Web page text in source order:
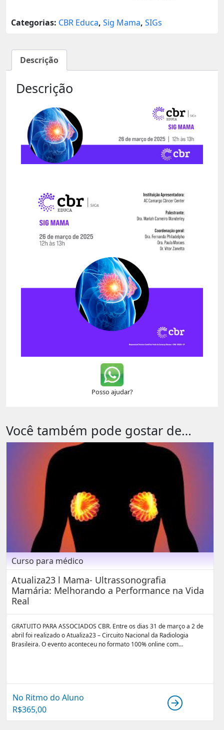
Categorias: CBR Educa, Sig Mama, SIGs
Descrição
Descrição
Posso ajudar?
Você também pode gostar de…
Curso para médico
Atualiza23 l Mama- Ultrassonografia
Mamária: Melhorando a Performance na Vida
Real
GRATUITO PARA ASSOCIADOS CBR. Entre os dias 31 de março a 2 de
abril foi realizado o Atualiza23 – Circuito Nacional da Radiologia
Brasileira. O evento aconteceu no formato 100% online com...
No Ritmo do Aluno
R$365,00